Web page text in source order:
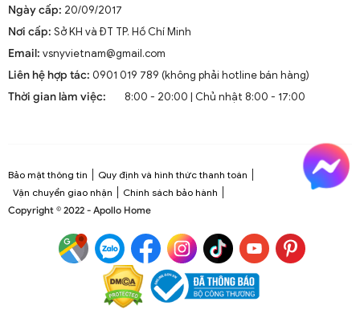
Ngày cấp: 20/09/2017
Nơi cấp: Sở KH và ĐT TP. Hồ Chí Minh
Email: vsnyvietnam@gmail.com
Liên hệ hợp tác: 0901 019 789 (không phải hotline bán hàng)
Thời gian làm việc:
8:00 - 20:00 | Chủ nhật 8:00 - 17:00
Bảo mật thông tin
Quy định và hình thức thanh toán
Vận chuyển giao nhận
Chính sách bảo hành
Copyright © 2022 - Apollo Home